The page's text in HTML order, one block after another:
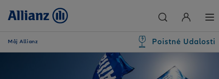
Môj Allianz Poistné Udalosti